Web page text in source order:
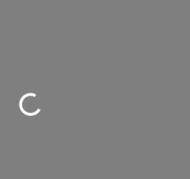
Loading...